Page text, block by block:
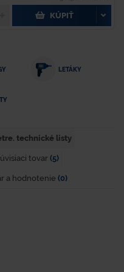
KÚPIŤ
LETÁKY
technické listy
tovar (5)
a hodnotenie (0)